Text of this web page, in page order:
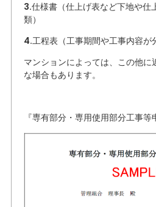
3.仕様書（仕上げ表など下地や仕
類）
4.工程表（工事期間や工事内容が
マンションによっては、この他
な場合もあります。
『専有部分・専用使用部分工事